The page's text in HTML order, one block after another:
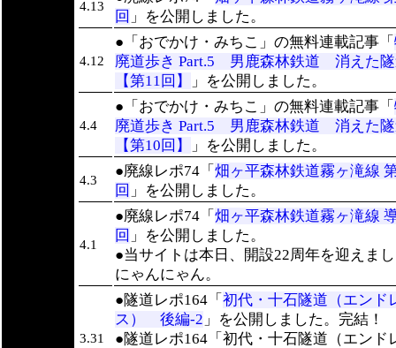
4.13
回 」を公開しました。
4.12
●「おでかけ・みちこ」の無料連載記事「
廃道歩き Part.5 男鹿森林鉄道 消えた
【第11回】
」を公開しました。
4.4
●「おでかけ・みちこ」の無料連載記事「
廃道歩き Part.5 男鹿森林鉄道 消えた
【第10回】
」を公開しました。
4.3
●廃線レポ74「 畑ヶ平森林鉄道霧ヶ滝線
回 」を公開しました。
4.1
●廃線レポ74「 畑ヶ平森林鉄道霧ヶ滝線
回 」を公開しました。
●当サイトは本日、開設22周年を迎えま
にゃんにゃん。
3.31
●隧道レポ164「 初代・十石隧道（エンド
ス） 後編-2 」を公開しました。完結！
●隧道レポ164「初代・十石隧道（エンド